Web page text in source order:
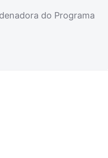
do Programa